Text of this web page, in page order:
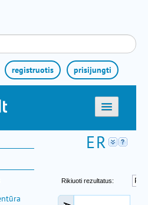
prisijungti
registruotis
titulinis
žemėlapiai
el. paslaugos